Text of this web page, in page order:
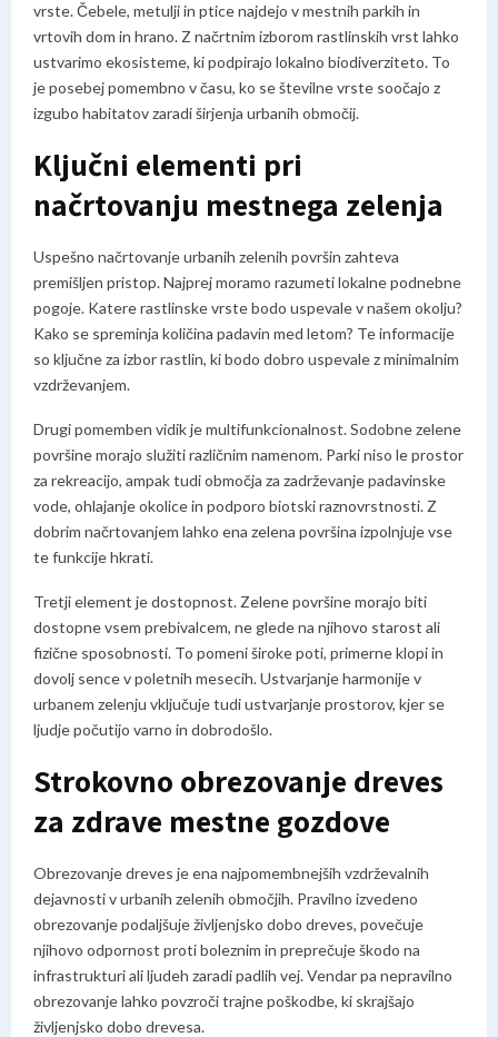
vrste. Čebele, metulji in ptice najdejo v mestnih parkih in
vrtovih dom in hrano. Z načrtnim izborom rastlinskih vrst lahko
ustvarimo ekosisteme, ki podpirajo lokalno biodiverziteto. To
je posebej pomembno v času, ko se številne vrste soočajo z
izgubo habitatov zaradi širjenja urbanih območij.
Ključni elementi pri
načrtovanju mestnega zelenja
Uspešno načrtovanje urbanih zelenih površin zahteva
premišljen pristop. Najprej moramo razumeti lokalne podnebne
pogoje. Katere rastlinske vrste bodo uspevale v našem okolju?
Kako se spreminja količina padavin med letom? Te informacije
so ključne za izbor rastlin, ki bodo dobro uspevale z minimalnim
vzdrževanjem.
Drugi pomemben vidik je multifunkcionalnost. Sodobne zelene
površine morajo služiti različnim namenom. Parki niso le prostor
za rekreacijo, ampak tudi območja za zadrževanje padavinske
vode, ohlajanje okolice in podporo biotski raznovrstnosti. Z
dobrim načrtovanjem lahko ena zelena površina izpolnjuje vse
te funkcije hkrati.
Tretji element je dostopnost. Zelene površine morajo biti
dostopne vsem prebivalcem, ne glede na njihovo starost ali
fizične sposobnosti. To pomeni široke poti, primerne klopi in
dovolj sence v poletnih mesecih. Ustvarjanje harmonije v
urbanem zelenju vključuje tudi ustvarjanje prostorov, kjer se
ljudje počutijo varno in dobrodošlo.
Strokovno obrezovanje dreves
za zdrave mestne gozdove
Obrezovanje dreves je ena najpomembnejših vzdrževalnih
dejavnosti v urbanih zelenih območjih. Pravilno izvedeno
obrezovanje podaljšuje življenjsko dobo dreves, povečuje
njihovo odpornost proti boleznim in preprečuje škodo na
infrastrukturi ali ljudeh zaradi padlih vej. Vendar pa nepravilno
obrezovanje lahko povzroči trajne poškodbe, ki skrajšajo
življenjsko dobo drevesa.